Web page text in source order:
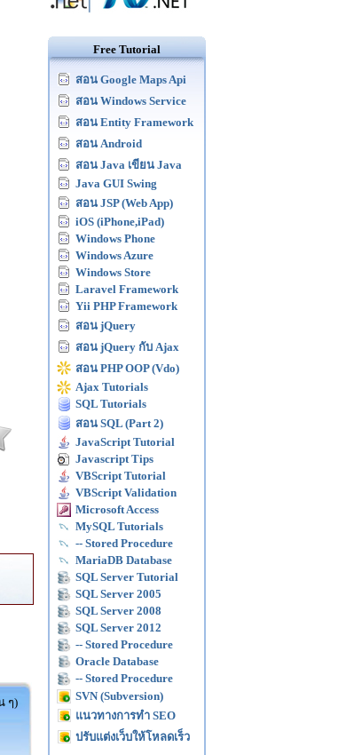
ๆ)
Free Tutorial
สอน Google Maps Api
สอน Windows Service
สอน Entity Framework
สอน Android
สอน Java เขียน Java
Java GUI Swing
สอน JSP (Web App)
iOS (iPhone,iPad)
Windows Phone
Windows Azure
Windows Store
Laravel Framework
Yii PHP Framework
สอน jQuery
สอน jQuery กับ Ajax
สอน PHP OOP (Vdo)
Ajax Tutorials
SQL Tutorials
สอน SQL (Part 2)
JavaScript Tutorial
Javascript Tips
VBScript Tutorial
VBScript Validation
Microsoft Access
MySQL Tutorials
-- Stored Procedure
MariaDB Database
SQL Server Tutorial
SQL Server 2005
SQL Server 2008
SQL Server 2012
-- Stored Procedure
Oracle Database
-- Stored Procedure
SVN (Subversion)
แนวทางการทำ SEO
ปรับแต่งเว็บให้โหลดเร็ว